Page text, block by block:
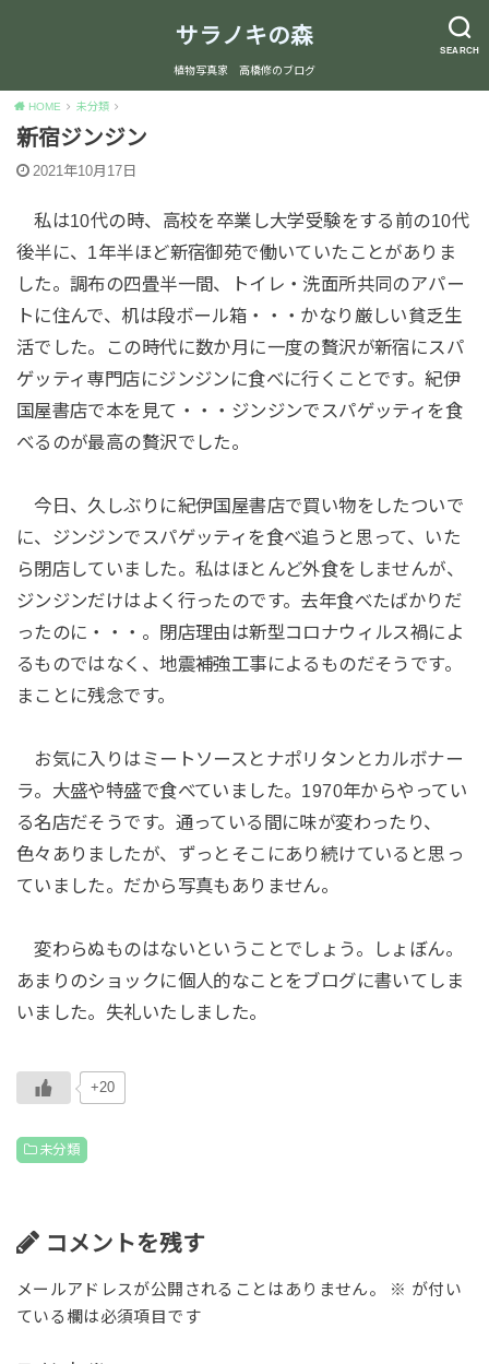
SEARCH
サラノキの森
植物写真家 高橋修のブログ
HOME 未分類
新宿ジンジン
2021年10月17日
私は10代の時、高校を卒業し大学受験をする前の10代
後半に、1年半ほど新宿御苑で働いていたことがありま
した。調布の四畳半一間、トイレ・洗面所共同のアパー
トに住んで、机は段ボール箱・・・かなり厳しい貧乏生
活でした。この時代に数か月に一度の贅沢が新宿にスパ
ゲッティ専門店にジンジンに食べに行くことです。紀伊
国屋書店で本を見て・・・ジンジンでスパゲッティを食
べるのが最高の贅沢でした。
今日、久しぶりに紀伊国屋書店で買い物をしたついで
に、ジンジンでスパゲッティを食べ追うと思って、いた
ら閉店していました。私はほとんど外食をしませんが、
ジンジンだけはよく行ったのです。去年食べたばかりだ
ったのに・・・。閉店理由は新型コロナウィルス禍によ
るものではなく、地震補強工事によるものだそうです。
まことに残念です。
お気に入りはミートソースとナポリタンとカルボナー
ラ。大盛や特盛で食べていました。1970年からやってい
る名店だそうです。通っている間に味が変わったり、
色々ありましたが、ずっとそこにあり続けていると思っ
ていました。だから写真もありません。
変わらぬものはないということでしょう。しょぼん。
あまりのショックに個人的なことをブログに書いてしま
いました。失礼いたしました。
+20
未分類
コメントを残す
メールアドレスが公開されることはありません。 ※ が付い
ている欄は必須項目です